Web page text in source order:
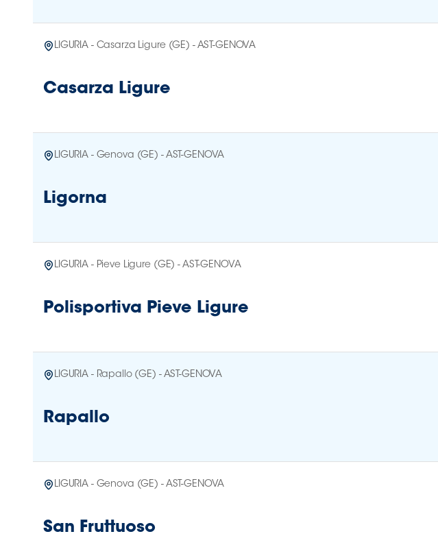
LIGURIA - Casarza Ligure (GE) - AST-GENOVA
Casarza Ligure
LIGURIA - Genova (GE) - AST-GENOVA
Ligorna
LIGURIA - Pieve Ligure (GE) - AST-GENOVA
Polisportiva Pieve Ligure
LIGURIA - Rapallo (GE) - AST-GENOVA
Rapallo
LIGURIA - Genova (GE) - AST-GENOVA
San Fruttuoso